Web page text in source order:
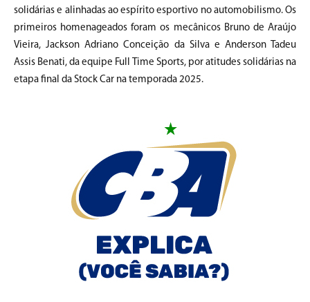
solidárias e alinhadas ao espírito esportivo no automobilismo. Os
primeiros homenageados foram os mecânicos Bruno de Araújo
Vieira, Jackson Adriano Conceição da Silva e Anderson Tadeu
Assis Benati, da equipe Full Time Sports, por atitudes solidárias na
etapa final da Stock Car na temporada 2025.